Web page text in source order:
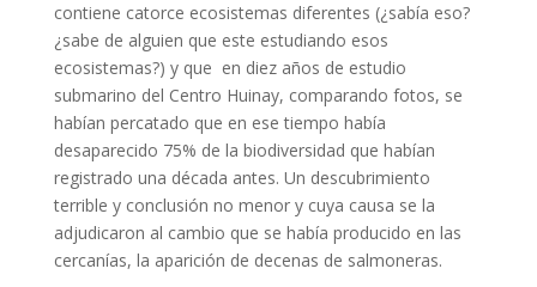
contiene catorce ecosistemas diferentes (¿sabía eso?
¿sabe de alguien que este estudiando esos
ecosistemas?) y que en diez años de estudio
submarino del Centro Huinay, comparando fotos, se
habían percatado que en ese tiempo había
desaparecido 75% de la biodiversidad que habían
registrado una década antes. Un descubrimiento
terrible y conclusión no menor y cuya causa se la
adjudicaron al cambio que se había producido en las
cercanías, la aparición de decenas de salmoneras.